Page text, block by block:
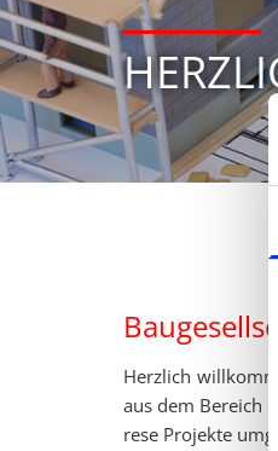
Herz­lich
aus dem Be­reich
r­ese Pro­jek­te